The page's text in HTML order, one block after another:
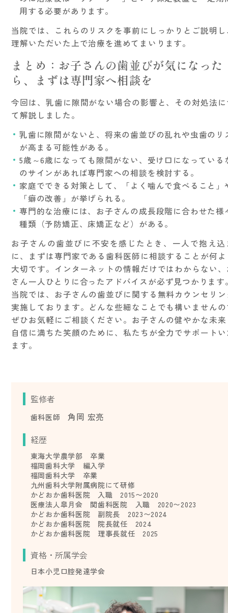
用する必要があります。
当院では、これらのリスクを事前にしっかりとご説明
理解いただいた上で治療を進めてまいります。
まとめ：お子さんの歯並びが気になった
ら、まずは専門家へ相談を
今回は、乳歯に隙間がない場合の影響と、その対処法
て解説しました。
乳歯に隙間がないと、将来の歯並びの乱れや虫歯のリ
が高まる可能性がある。
5歳～6歳になっても隙間がない、受け口になっている
のサインがあれば専門家への相談を検討する。
家庭でできる対策として、「よく噛んで食べること」
「癖の改善」が挙げられる。
専門的な治療には、お子さんの成長段階に合わせた様
種類（予防矯正、床矯正など）がある。
お子さんの歯並びに不安を感じたとき、一人で抱え込
に、まずは専門家である歯科医師に相談することが何
大切です。インターネットの情報だけではわからない
さん一人ひとりに合ったアドバイスが必ず見つかります
当院では、お子さんの歯並びに関する無料カウンセリ
実施しております。どんな些細なことでも構いません
ぜひお気軽にご相談ください。お子さんの健やかな未
自信に満ちた笑顔のために、私たちが全力でサポート
ます。
監修者
歯科医師角岡 宏亮
経歴
東海大学農学部 卒業
福岡歯科大学 編入学
福岡歯科大学 卒業
九州歯科大学附属病院にて研修
かどおか歯科医院 入職 2015〜2020
医療法人皐月会 関歯科医院 入職 2020〜2023
かどおか歯科医院 副院長 2023〜2024
かどおか歯科医院 院長就任 2024
かどおか歯科医院 理事長就任 2025
資格・所属学会
日本小児口腔発達学会